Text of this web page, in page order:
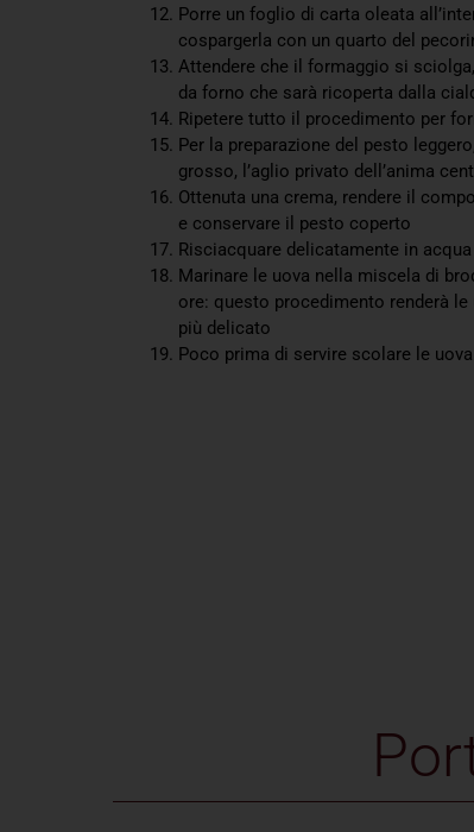
Porre un foglio di carta oleata
cospargerla con un quarto del
Attendere che il formaggio si
da forno che sarà ricoperta dalla
Ripetere tutto il procedimento per
Per la preparazione del pesto
grosso, l’aglio privato dell’anima
Ottenuta una crema, rendere il
e conservare il pesto coperto
Risciacquare delicatamente in
Marinare le uova nella miscela di
ore: questo procedimento renderà
più delicato
Poco prima di servire scolare le